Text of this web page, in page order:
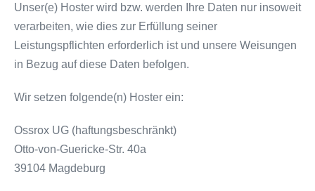
Unser(e) Hoster wird bzw. werden Ihre Daten nur insoweit
verarbeiten, wie dies zur Erfüllung seiner
Leistungspflichten erforderlich ist und unsere Weisungen
in Bezug auf diese Daten befolgen.
Wir setzen folgende(n) Hoster ein:
Ossrox UG (haftungsbeschränkt)
Otto-von-Guericke-Str. 40a
39104 Magdeburg